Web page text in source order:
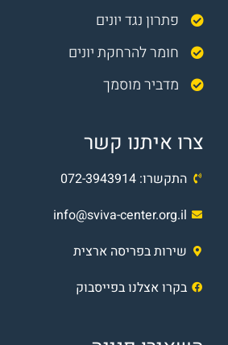
פתרון נגד יונים
חומר להרחקת יונים
מדביר מוסמך
צרו איתנו קשר
התקשרו:072-3943914
info@sviva-center.org.il
שירות בפריסה ארצית
בקרו אצלנו בפייסבוק